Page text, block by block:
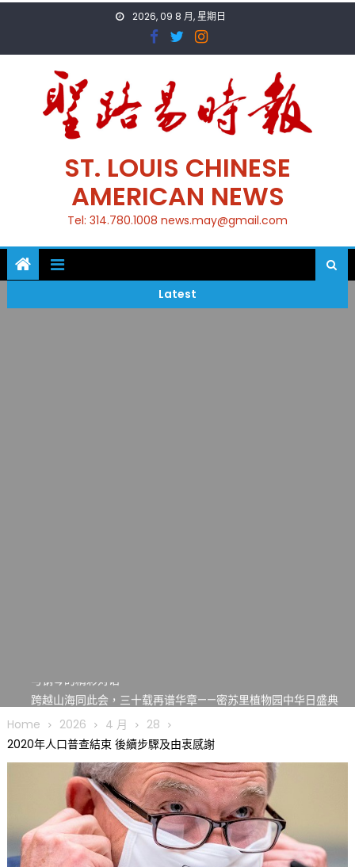
2026, 09 8 月, 星期日
ST. LOUIS CHINESE
AMERICAN NEWS
Tel: 314.780.1008 news.may@gmail.com
Latest
跨越山海同此会，三十载再谱华章——密苏里植物园中华日盛典
圣路易龙舟俱乐部5月16日龙舟体验日 邀请各界亲身体验划行乐
趣 + 水上竞速魅力
三十二载跨越时空的相逢
执掌密苏里植物园近四十年 致力推动全球植物多样性研究与中美
合作 Peter Raven 博士逝世 享年89岁
一晃三十年，初夏又相逢。中华日，等你来赴约 —— 密苏里植物
园“中华日三十周年特别报道（五）
Home 2026 4 月
28
2020年人口普查結束 後續步驟及由衷感謝